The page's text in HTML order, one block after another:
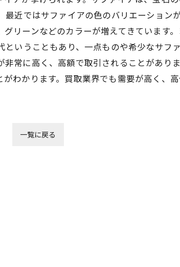
近ではサファイアの色のバリエーション
リーンなどのカラーが増えてきています
いうこともあり、一点ものや希少なサフ
常に高く、高額で取引されることがあり
わかります。買取業界でも需要が高く、
一覧に戻る